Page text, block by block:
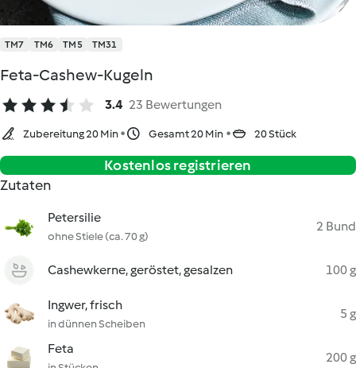
TM7 TM6 TM5 TM31
Feta-Cashew-Kugeln
3.4 23 Bewertungen
Zubereitung 20 Min Gesamt 20 Min 20 Stück
Kostenlos registrieren
Zutaten
Petersilie
ohne Stiele (ca. 70 g)
2 Bund
Cashewkerne, geröstet, gesalzen 100 g
Ingwer, frisch
in dünnen Scheiben
5 g
Feta
200 g